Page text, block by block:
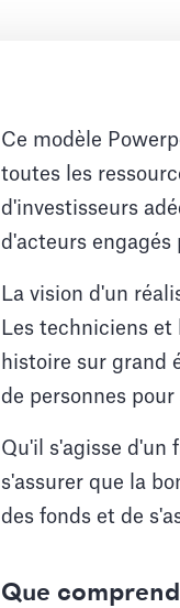
Ce modèle
toutes les
d'investisseurs
d'acteurs engagés
La vision d'un
Les techniciens
histoire sur grand
de personnes
Qu'il s'agisse d'un
s'assurer que la
des fonds et de
Que